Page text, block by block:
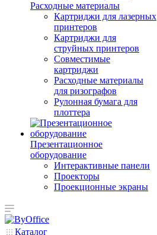
Расходные материалы
Картриджи для лазерных
принтеров
Картриджи для
струйных принтеров
Совместимые
картриджи
Расходные материалы
для ризографов
Рулонная бумага для
плоттера
Презентационное
оборудование
Интерактивные панели
Проекторы
Проекционные экраны
Каталог